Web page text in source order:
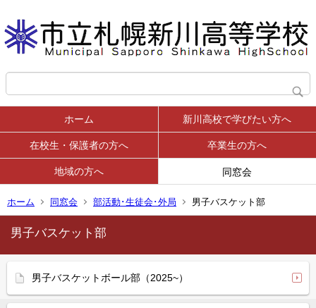
ホーム 新川高校で学びたい方へ
在校生・保護者の方へ 卒業生の方へ
地域の方へ 同窓会
ホーム 同窓会 部活動･生徒会･外局 男子バスケット部
男子バスケット部
男子バスケットボール部（2025~）